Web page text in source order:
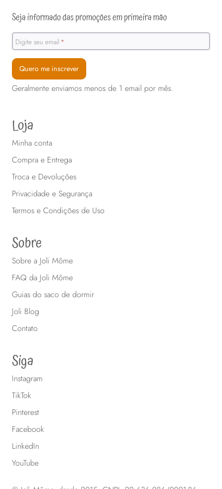
Seja informado das promoções em primeira mão
Digite seu email *
Quero me inscrever
Geralmente enviamos menos de 1 email por mês.
Loja
Minha conta
Compra e Entrega
Troca e Devoluções
Privacidade e Segurança
Termos e Condições de Uso
Sobre
Sobre a Joli Môme
FAQ da Joli Môme
Guias do saco de dormir
Joli Blog
Contato
Siga
Instagram
TikTok
Pinterest
Facebook
LinkedIn
YouTube